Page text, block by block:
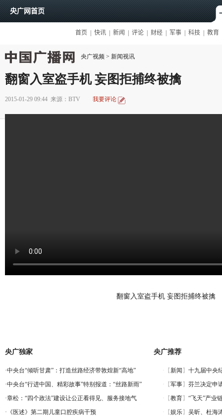
央广视频 > 新闻视讯
翻窗入室盗手机 妄图拒捕终被擒
2015-01-29 09:44 来源：BTV 我要评论
翻窗入室盗手机 妄图拒捕终被擒
央广独家
·中央台“倾听甘肃”：打造丝路经济带敦煌新“高地”
·中央台“行进中国、精彩故事”特别报道：“丝路新雨”
·章松：“四个政法”建设让公正看得见、服务接地气
· 《医述》第二期儿童口腔疾病干预
央广推荐